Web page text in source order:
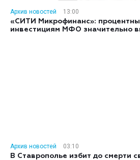
Архив новостей
13:00
«СИТИ Микрофинанс»:
инвестициям МФО значительно
Архив новостей
03:10
В Ставрополье избит до смерти